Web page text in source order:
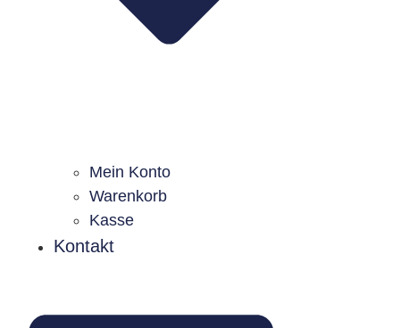
Mein Konto
Warenkorb
Kasse
Kontakt